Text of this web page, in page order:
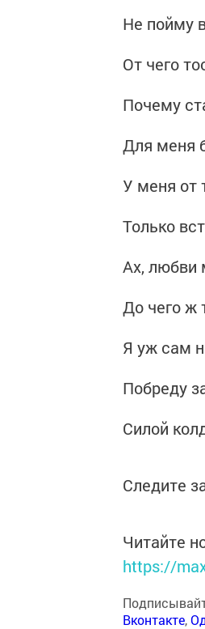
Не пойму
От чего
Почему
Для меня
У меня от
Только
Ах, любви
До чего ж
Я уж сам
Побреду
Силой
Следите
Читайте
https://
Вконтакте,